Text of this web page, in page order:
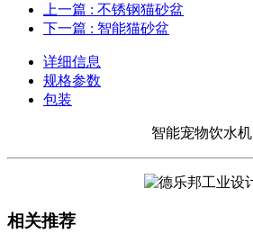
上一篇 : 不锈钢猫砂盆
下一篇 : 智能猫砂盆
详细信息
规格参数
包装
智能宠物饮水机
相关推荐